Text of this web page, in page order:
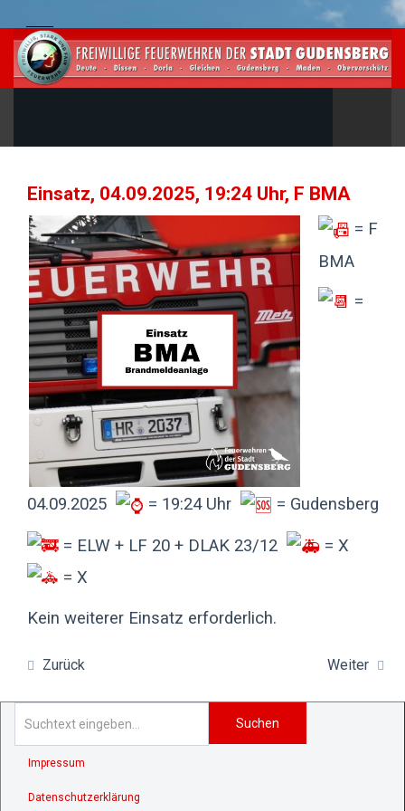
Einsatz, 04.09.2025, 19:24 Uhr, F BMA
= F
BMA
=
04.09.2025 = 19:24 Uhr = Gudensberg
= ELW + LF 20 + DLAK 23/12
= X
= X
Kein weiterer Einsatz erforderlich.
Zurück Weiter
Suchen
Impressum
Datenschutzerklärung